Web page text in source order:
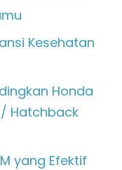
Kesehatan
Honda
Hatchback
yang Efektif